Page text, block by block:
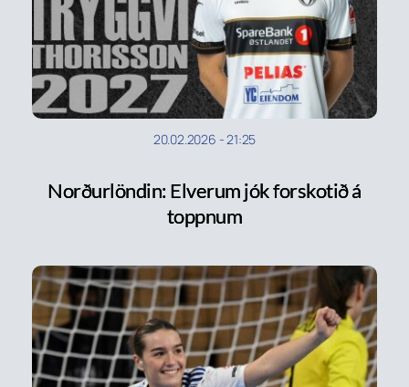
20.02.2026 -21:25
Norðurlöndin: Elverum jók forskotið á
toppnum